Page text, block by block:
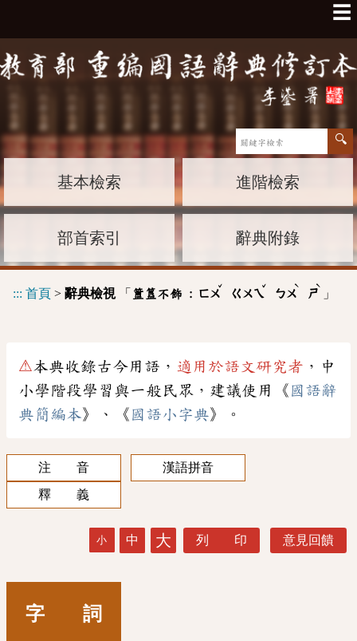
☰
基本檢索 進階檢索
部首索引 辭典附錄
::: 首頁 > 辭典檢視「 簠簋不飾 : ㄈㄨ
ˇ
ㄍㄨㄟ
ˇ
ㄅㄨ
ˋ
ㄕ
ˋ
」
⚠本典收錄古今用語， 適用於語文研究者 ，中
小學階段學習與一般民眾，建議使用《 國語辭
典簡編本》、《 國語小字典》。
注 音
漢語拼音
釋 義
小 中 大 列 印 意見回饋
字 詞